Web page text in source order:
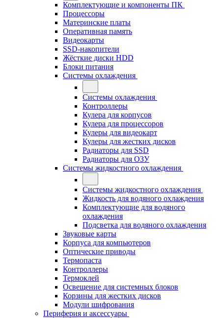
Комплектующие и компоненты ПК
Процессоры
Материнские платы
Оперативная память
Видеокарты
SSD-накопители
Жёсткие диски HDD
Блоки питания
Системы охлаждения
Системы охлаждения
Контроллеры
Кулера для корпусов
Кулера для процессоров
Кулеры для видеокарт
Кулеры для жестких дисков
Радиаторы для SSD
Радиаторы для ОЗУ
Системы жидкостного охлаждения
Системы жидкостного охлаждения
Жидкость для водяного охлаждения
Комплектующие для водяного
охлаждения
Подсветка для водяного охлаждения
Звуковые карты
Корпуса для компьютеров
Оптические приводы
Термопаста
Контроллеры
Термоклей
Освещение для системных блоков
Корзины для жестких дисков
Модули шифрования
Периферия и аксессуары